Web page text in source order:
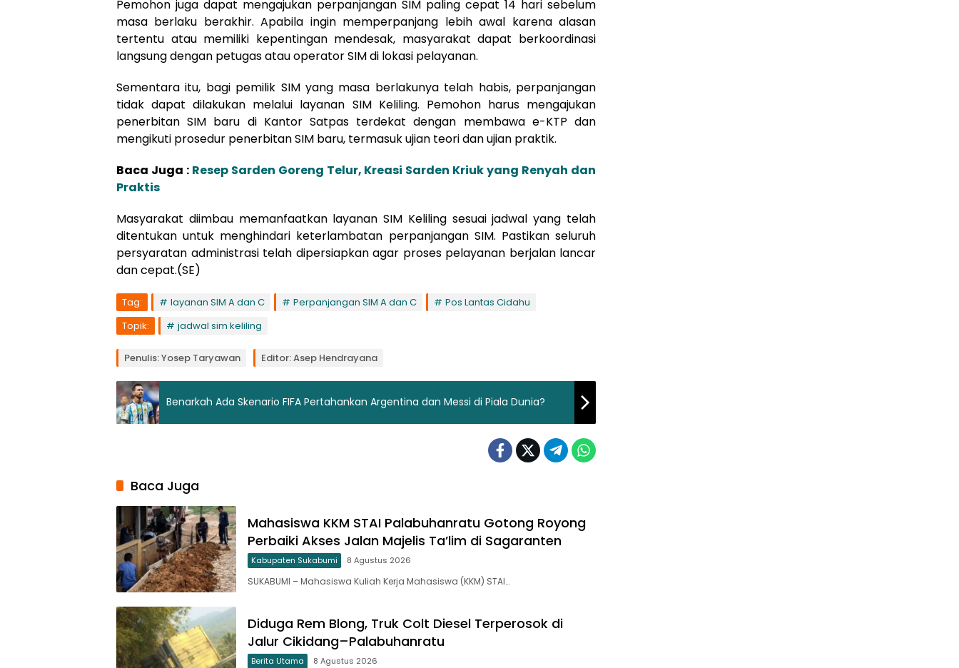
Pemohon juga dapat mengajukan perpanjangan SIM paling cepat 14 hari sebelum
masa berlaku berakhir. Apabila ingin memperpanjang lebih awal karena alasan
tertentu atau memiliki kepentingan mendesak, masyarakat dapat berkoordinasi
langsung dengan petugas atau operator SIM di lokasi pelayanan.
Sementara itu, bagi pemilik SIM yang masa berlakunya telah habis, perpanjangan
tidak dapat dilakukan melalui layanan SIM Keliling. Pemohon harus mengajukan
penerbitan SIM baru di Kantor Satpas terdekat dengan membawa e-KTP dan
mengikuti prosedur penerbitan SIM baru, termasuk ujian teori dan ujian praktik.
Baca Juga : Resep Sarden Goreng Telur, Kreasi Sarden Kriuk yang Renyah dan
Praktis
Masyarakat diimbau memanfaatkan layanan SIM Keliling sesuai jadwal yang telah
ditentukan untuk menghindari keterlambatan perpanjangan SIM. Pastikan seluruh
persyaratan administrasi telah dipersiapkan agar proses pelayanan berjalan lancar
dan cepat.(SE)
Tag: layanan SIM A dan C Perpanjangan SIM A dan C
Pos Lantas Cidahu
Topik:
jadwal sim keliling
Penulis: Yosep Taryawan Editor: Asep Hendrayana
Benarkah Ada Skenario FIFA Pertahankan Argentina dan Messi di Piala Dunia?
Baca Juga
Mahasiswa KKM STAI Palabuhanratu Gotong Royong
Perbaiki Akses Jalan Majelis Ta’lim di Sagaranten
Kabupaten Sukabumi 8 Agustus 2026
SUKABUMI – Mahasiswa Kuliah Kerja Mahasiswa (KKM) STAI…
Diduga Rem Blong, Truk Colt Diesel Terperosok di
Jalur Cikidang–Palabuhanratu
Berita Utama 8 Agustus 2026